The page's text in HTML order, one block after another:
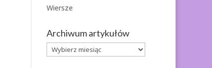
Wiersze
Archiwum artykułów
Archiwum
artykułów